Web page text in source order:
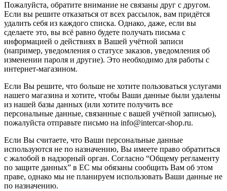
Пожалуйста, обратите внимание не связаны друг с другом.
Если вы решите отказаться от всех рассылок, вам придётся
удалить себя из каждого списка. Однако, даже, если вы
сделаете это, вы всё равно будете получать письма с
информацией о действиях в Вашей учётной записи
(например, уведомления о статусе заказов, уведомления об
изменении пароля и другие). Это необходимо для работы с
интернет-магазином.
Если Вы решите, что больше не хотите пользоваться услугами
нашего магазина и хотите, чтобы Ваши данные были удалены
из нашей базы данных (или хотите получить все
персональные данные, связанные с вашей учётной записью),
пожалуйста отправьте письмо на info@intercar-shop.ru.
Если Вы считаете, что Ваши персональные данные
используются не по назначению, Вы имеете право обратиться
с жалобой в надзорный орган. Согласно “Общему регламенту
по защите данных” в ЕС мы обязаны сообщить Вам об этом
праве, однако мы не планируем использовать Ваши данные не
по назначению.